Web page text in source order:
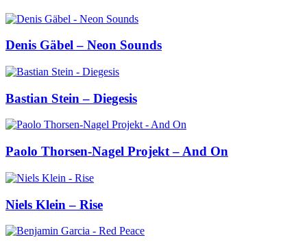
Denis Gäbel – Neon Sounds
Bastian Stein – Diegesis
Paolo Thorsen-Nagel Projekt – And On
Niels Klein – Rise